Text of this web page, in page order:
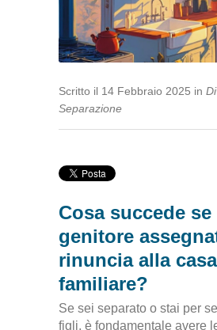
Scritto il 14 Febbraio 2025 in
Separazione
Cosa succede se
genitore
rinuncia alla casa
familiare?
Se sei separato o stai per
figli, è fondamentale avere